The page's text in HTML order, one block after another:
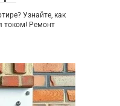
Узнайте, как
током! Ремонт